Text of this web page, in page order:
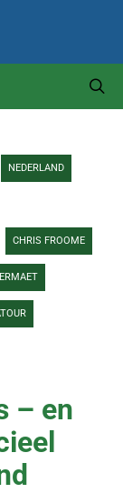
NEDERLAND
CHRIS FROOME
– en